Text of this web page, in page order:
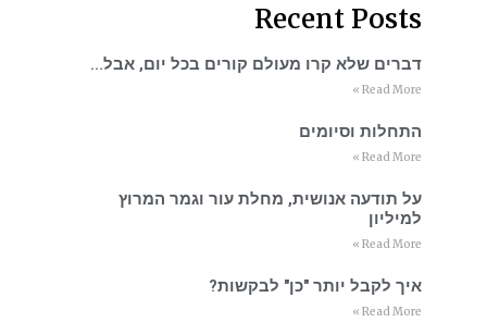
Recent Posts
דברים שלא קרו מעולם קורים בכל יום, אבל…
Read More »
התחלות וסיומים
Read More »
על תודעה אנושית, מחלת עור וגמר המרוץ
למיליון
Read More »
איך לקבל יותר "כן" לבקשות?
Read More »